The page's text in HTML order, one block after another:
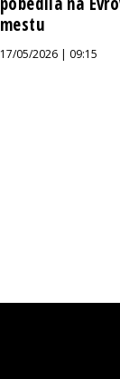
mestu
17/05/2026 | 09:15